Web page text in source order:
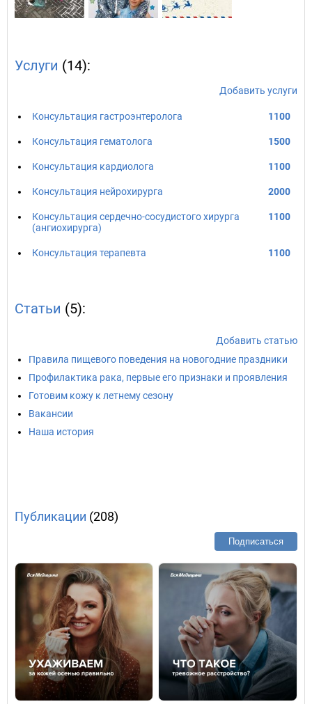
Услуги (14):
Добавить услуги
Консультация гастроэнтеролога 1100
Консультация гематолога 1500
Консультация кардиолога 1100
Консультация нейрохирурга 2000
Консультация сердечно-сосудистого хирурга
(ангиохирурга)
1100
Консультация терапевта 1100
Статьи (5):
Добавить статью
Правила пищевого поведения на новогодние праздники
Профилактика рака, первые его признаки и проявления
Готовим кожу к летнему сезону
Вакансии
Наша история
Публикации (208)
Подписаться